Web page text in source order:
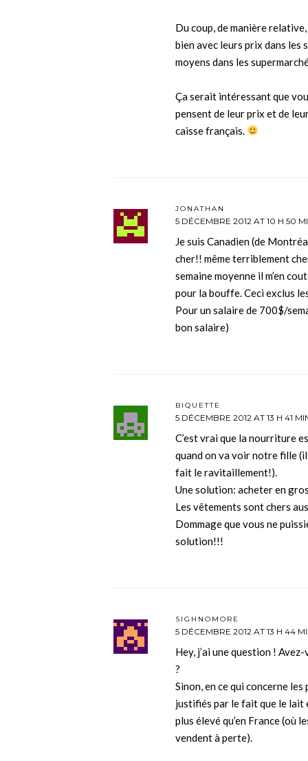
Du coup, de manière
bien avec leurs prix dans les
moyens dans les
Ça serait intéressant que
pensent de leur prix et de
caisse français.
JONATHAN
5 DÉCEMBRE 2012 AT 10 H 50
Je suis Canadien (de
cher!! même terriblement
semaine moyenne il m’en
pour la bouffe. Ceci exclus
Pour un salaire de 700$/
bon salaire)
BIQUETTE
5 DÉCEMBRE 2012 AT 13 H 41
C’est vrai que la nourriture
quand on va voir notre fille
fait le ravitaillement!).
Une solution: acheter en
Les vêtements sont chers
Dommage que vous ne
solution!!!
SIGHNOMORE
5 DÉCEMBRE 2012 AT 13 H 44
Hey, j’ai une question !
?
Sinon, en ce qui concerne
justifiés par le fait que le lait
plus élevé qu’en France (où
vendent à perte).